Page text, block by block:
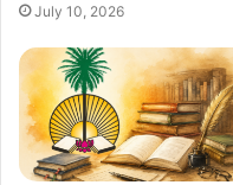
July 10, 2026